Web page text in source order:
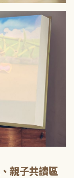
親子共讀區